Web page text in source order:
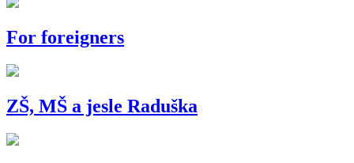
For foreigners
ZŠ, MŠ a jesle Raduška